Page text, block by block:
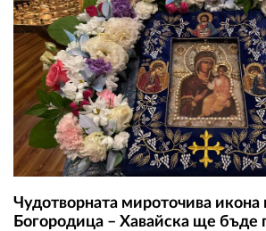
Чудотворната мироточива икона
Богородица – Хавайска ще бъде